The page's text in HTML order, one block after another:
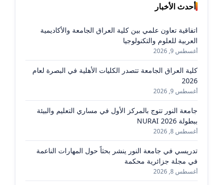
أحدث الأخبار
اتفاقية تعاون علمي بين كلية العراق الجامعة والأكاديمية
العربية للعلوم والتكنولوجيا
أغسطس 9, 2026
كلية العراق الجامعة تتصدر الكليات الأهلية في البصرة لعام
2026
أغسطس 9, 2026
جامعة النور تتوج بالمركز الأول في مساري التعليم والبيئة
ببطولة NURAI 2026
أغسطس 8, 2026
تدريسي في جامعة النور ينشر بحثاً حول المهارات الناعمة
في مجلة جزائرية محكمة
أغسطس 8, 2026